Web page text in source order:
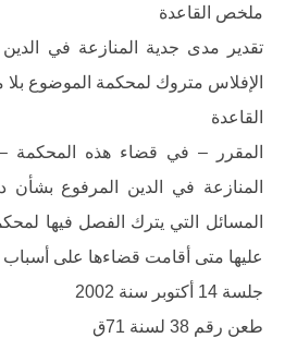
ملخص القاعدة
تقدير مدى جدية المنازعة في
الإفلاس متروك لمحكمة الموضوع بلا
القاعدة
المقرر – في قضاء هذه المحكمة
المنازعة في الدين المرفوع
المسائل التي يترك الفصل فيها
عليها متى أقامت قضاءها على
جلسة 14 أكتوبر سنة 2002
طعن رقم 38 لسنة 71ق